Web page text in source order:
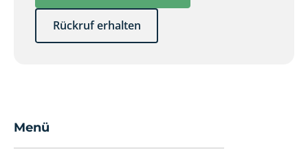
Rückruf erhalten
Menü